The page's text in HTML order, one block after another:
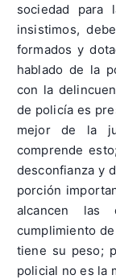
sociedad para
insistimos,
formados y
hablado de la
con la
de policía es
mejor de la
comprende
desconfianza y
porción
alcancen las
cumplimiento
tiene su peso;
policial no es la